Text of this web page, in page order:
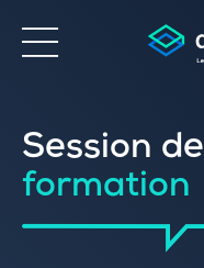
Accessibilité
Session de
formation